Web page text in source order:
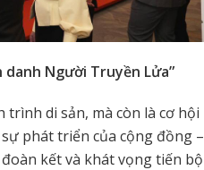
Người Truyền Lửa”
trình di sản, mà còn là cơ hội
phát triển của cộng đồng –
kết và khát vọng tiến bộ